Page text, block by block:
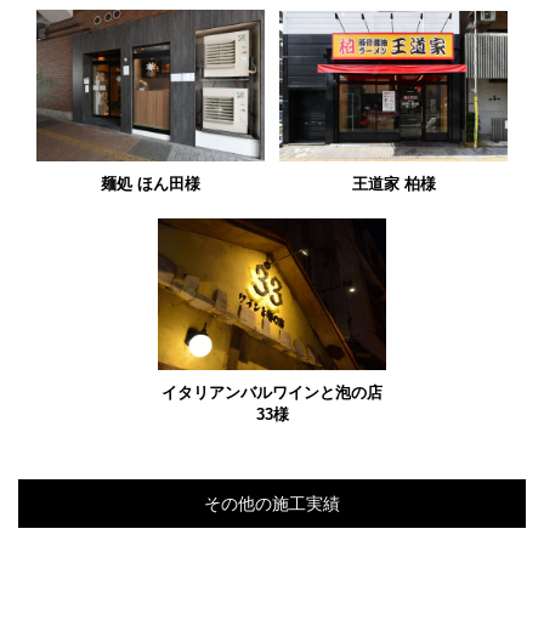
麺処 ほん田様 王道家 柏様
イタリアンバルワインと泡の店
33様
その他の施工実績